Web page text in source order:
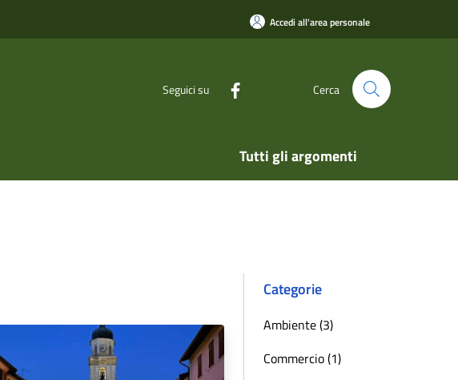
Accedi all'area personale
Seguici su Cerca
Tutti gli argomenti
Categorie
Ambiente (3)
Commercio (1)